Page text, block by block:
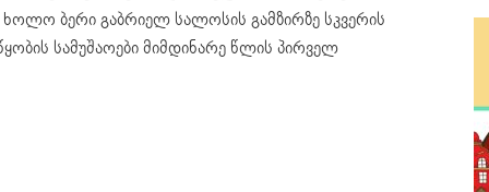
ხოლო ბერი გაბრიელ სალოსის გამზირზე სკვერის
სამუშაოები მიმდინარე წლის პირველ